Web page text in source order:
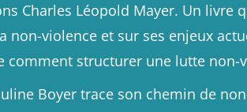
Charles Léopold Mayer. Un livre
violence et sur ses enjeux
comment structurer une lutte non-
Boyer trace son chemin de